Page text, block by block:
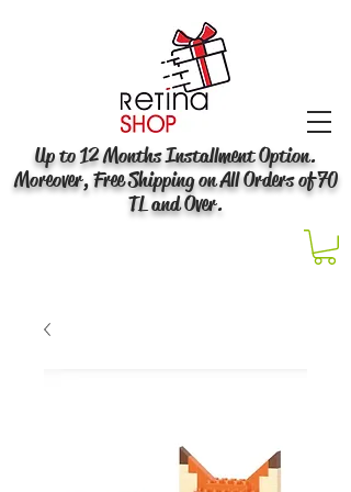
Up to 12 Months Installment Option.
Moreover, Free Shipping on All Orders of 70
TL and Over.